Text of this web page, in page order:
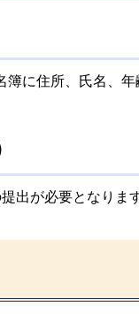
に住所、氏名、年
出が必要となります